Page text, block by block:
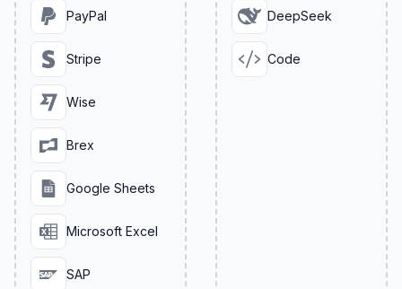
PayPal
Stripe
Wise
Brex
Google Sheets
Microsoft Excel
SAP
DeepSeek
Code